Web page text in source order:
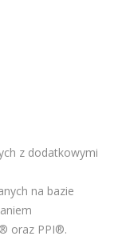
z dodatkowymi
na bazie
oraz PPI®.